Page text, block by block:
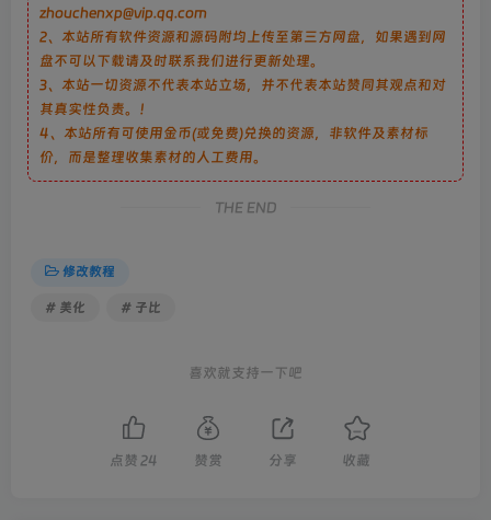
            var e, pe, pid, fps, last, offset, step, appendFps;
            fps =
            last = Date.
now();
            step =
function() {
              offset = Date.
now() - last;
              fps +=
if ( offset >= 1000) {
                last += offset;
appendFps(fps)
                fps =
0;
            appendFps =
              var settings =
                timeout:
})()
}
});
zhouchenxp@vip.qq.com
2、本站所有软件资源和源码附均上传至第三方网盘，如果遇到网
盘不可以下载请及时联系我们进行更新处理。
3、本站一切资源不代表本站立场，并不代表本站赞同其观点和对
其真实性负责。！
4、本站所有可使用金币(或免费)兑换的资源，非软件及素材标
价，而是整理收集素材的人工费用。
THE END
修改教程
# 美化 # 子比
喜欢就支持一下吧
点赞 24 赞赏 分享 收藏